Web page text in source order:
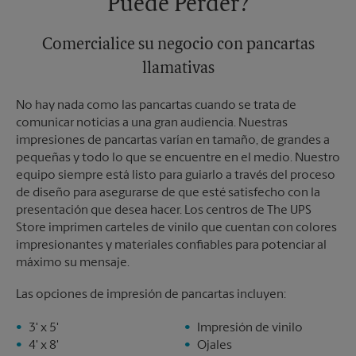
Puede Perder?
Comercialice su negocio con pancartas
llamativas
No hay nada como las pancartas cuando se trata de
comunicar noticias a una gran audiencia. Nuestras
impresiones de pancartas varían en tamaño, de grandes a
pequeñas y todo lo que se encuentre en el medio. Nuestro
equipo siempre está listo para guiarlo a través del proceso
de diseño para asegurarse de que esté satisfecho con la
presentación que desea hacer. Los centros de The UPS
Store imprimen carteles de vinilo que cuentan con colores
impresionantes y materiales confiables para potenciar al
máximo su mensaje.
Las opciones de impresión de pancartas incluyen:
3' x 5'
4' x 8'
Impresión de vinilo
Ojales